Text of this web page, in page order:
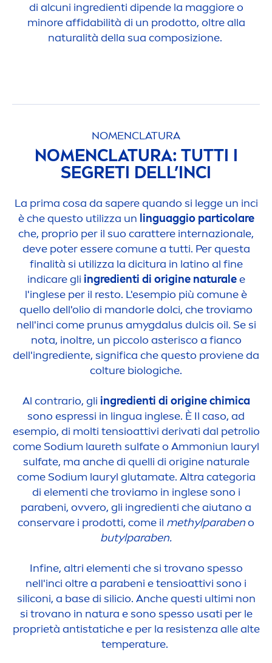
di alcuni ingredienti dipende la maggiore o
minore affidabilità di un prodotto, oltre alla
naturalità della sua composizione.
NOMENCLATURA
NOMENCLATURA: TUTTI I
SEGRETI DELL’INCI
La prima cosa da sapere quando si legge un inci
è che questo utilizza un linguaggio particolare
che, proprio per il suo carattere internazionale,
deve poter essere comune a tutti. Per questa
finalità si utilizza la dicitura in latino al fine
indicaregli ingredienti di origine naturalee
l'inglese per il resto. L'esempio più comune è
quello dell'olio di mandorle dolci, che troviamo
nell'inci come prunus amygdalus dulcis oil. Se si
nota, inoltre, un piccolo asterisco a fianco
dell'ingrediente, significa che questo proviene da
colture biologiche.
Al contrario, gli ingredienti di origine chimica
sono espressi in lingua inglese. È Il caso, ad
esempio, di molti tensioattivi derivati dal petrolio
come Sodium laureth sulfate o Ammoniun lauryl
sulfate, ma anche di quelli di origine naturale
come Sodium lauryl glutamate. Altra categoria
di elementi che troviamo in inglese sono i
parabeni, ovvero, gli ingredienti che aiutano a
conservare i prodotti, come il methylparabeno
butylparaben.
Infine, altri elementi che si trovano spesso
nell'inci oltre a parabeni e tensioattivi sono i
siliconi, a base di silicio. Anche questi ultimi non
si trovano in natura e sono spesso usati per le
proprietà antistatiche e per la resistenza alle alte
temperature.